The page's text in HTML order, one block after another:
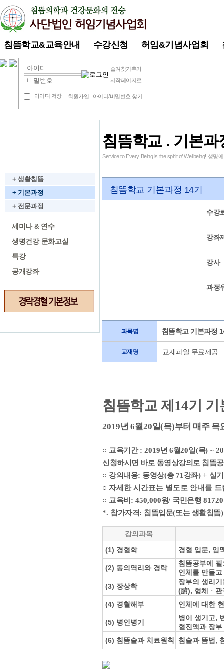
침뜸학교&교육안내 수강신청 허임&기념사업회
즐겨찾기추가
시작페이지로
아이디 저장 회원가입 아이디/비밀번호 찾기
+ 생활침뜸
+ 기본과정
+ 전문과정
세미나 & 연수
생명건강 문화교실
특강
공개강좌
침뜸학교 . 기본과
Service to Every Being is the spirit of Wellbeing! 생
침뜸학교 기본과정 14기
수강
강좌
강사
과정
과목명 침뜸학교 기본과정
교재명 교재파일 무료제공
침뜸학교 제 14기 기
2019년6월 20일(목)부터 매주 목
○ 교육기간: 2019년 6월20일(목) ~
신청하시면 바로 동영상강의로 침뜸
○ 강의내용: 동영상(총71 강좌) + 실기
○ 자세한 시간표는 별도로 안내를 드
○ 교육비 : 450,000원/ 국민은행
*. 참가자격: 침뜸입문(또는 생활침뜸
강의과목
(1) 경혈학
경혈 입문, 임
(2) 동의역리와 경락
침뜸공부에
인체를 만들
(3) 장상학
장부의 생리
(腑), 형체ㆍ
(4) 경혈해부
인체에 대한
(5) 병인병기
병이 생기고,
혈진액과 장
(6) 침뜸술과 치료원칙
침술과 뜸법,